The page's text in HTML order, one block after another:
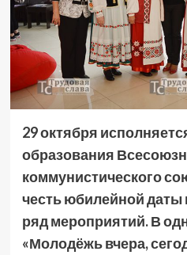
29 октября
образования
коммунистического
честь юбилейной даты
ряд мероприятий. В
«Молодёжь вчера,